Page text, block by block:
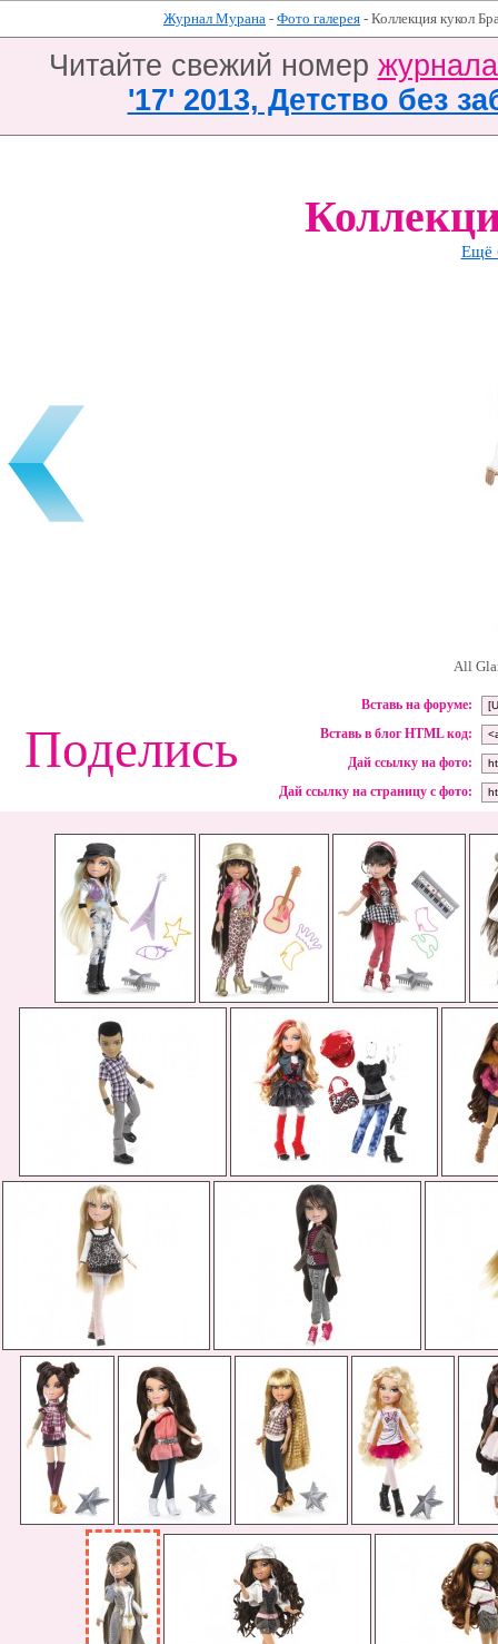
Журнал Мурана - Фото галерея - Коллекция кукол
Читайте свежий номер
'17' 2013, Детство без
Ещё
All
Поделись
Вставь на форуме:
Вставь в блог HTML код:
Дай ссылку на фото:
Дай ссылку на страницу с фото: